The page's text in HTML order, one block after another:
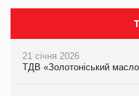
21 січня 2026
ТДВ «Золотоніський